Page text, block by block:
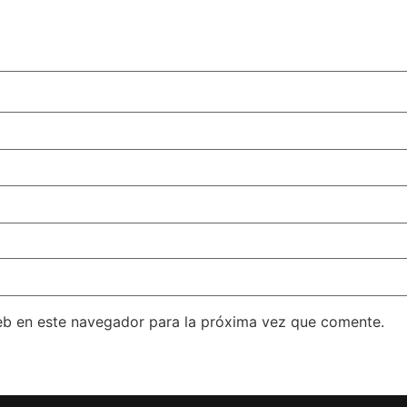
en este navegador para la próxima vez que comente.